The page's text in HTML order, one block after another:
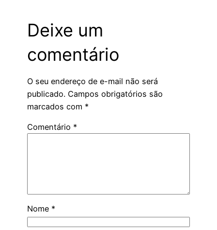
Deixe um
comentário
O seu endereço de e-mail não será
publicado. Campos obrigatórios são
marcados com *
Comentário *
Nome *